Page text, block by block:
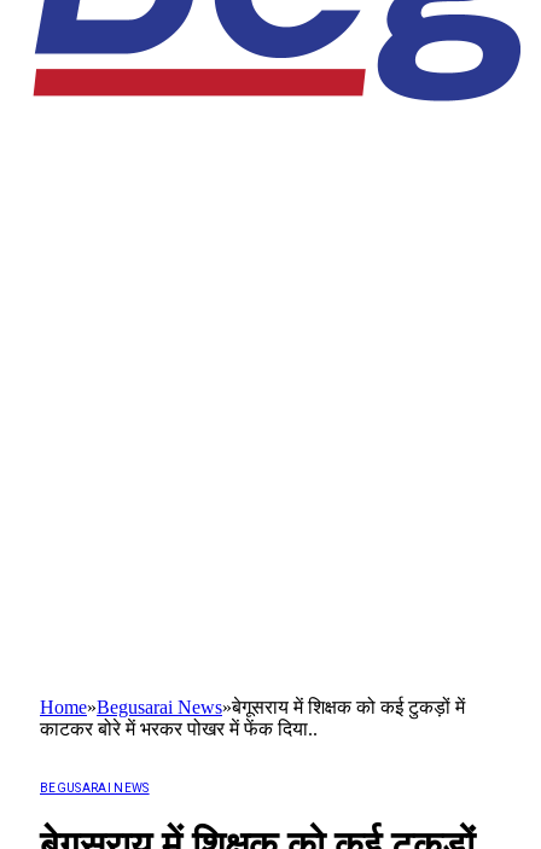
Home»Begusarai News»बेगूसराय में शिक्षक को कई टुकड़ों में
काटकर बोरे में भरकर पोखर में फेंक दिया..
BEGUSARAI NEWS